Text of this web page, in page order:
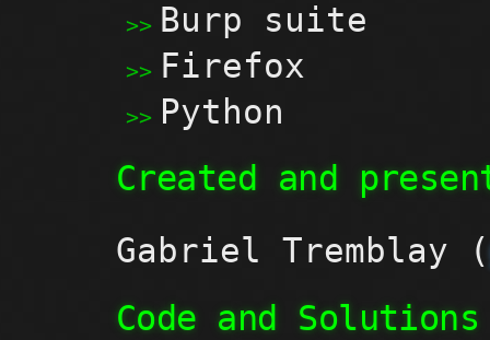
Burp suite
Firefox
Python
Created and
Gabriel Tremblay (
Code and Solutions